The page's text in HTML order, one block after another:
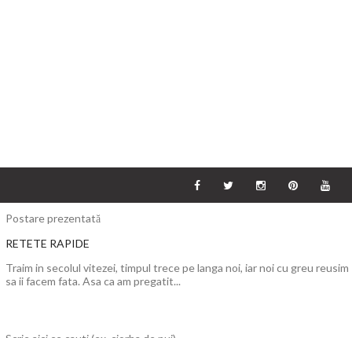
Postare prezentată
RETETE RAPIDE
Traim in secolul vitezei, timpul trece pe langa noi, iar noi cu greu reusim
sa ii facem fata. Asa ca am pregatit...